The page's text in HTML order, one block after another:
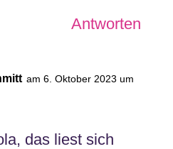
Antworten
am 6. Oktober 2023 um
das liest sich